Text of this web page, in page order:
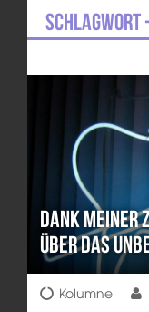
Schlagwort
Dank
über das
Kolumne